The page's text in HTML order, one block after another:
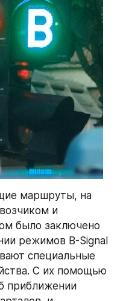
маршруты, на
и
было заключено
режимов B-Signal
специальные
С их помощью
приближении